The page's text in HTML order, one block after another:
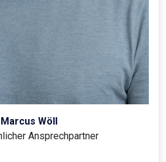
Marcus Wöll
Ansprechpartner